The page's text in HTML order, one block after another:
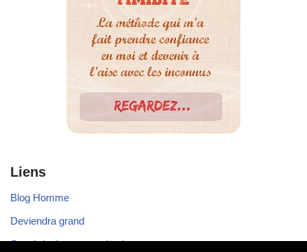
Liens
Blog Homme
Deviendra grand
Stratégie de communication